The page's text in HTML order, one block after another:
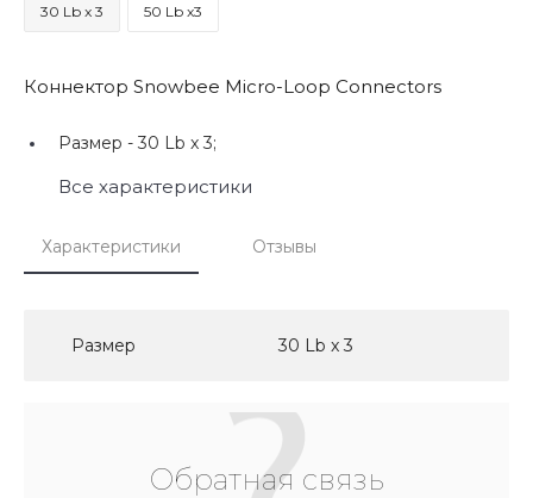
30 Lb x 3 50 Lb x3
Коннектор Snowbee Micro-Loop Connectors
Размер - 30 Lb x 3;
Все характеристики
Характеристики Отзывы
Размер 30 Lb x 3
Обратная связь